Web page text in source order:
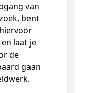
bent
laat je
de
gaan